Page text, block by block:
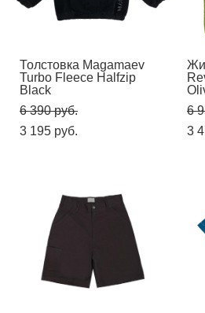
Толстовка Magamaev
Turbo Fleece Halfzip
Black
6 390 pуб.
3 195 pуб.
6
3